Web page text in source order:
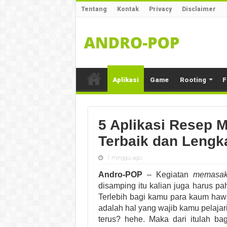
Tentang Kontak Privacy Disclaimer
Aplikasi Game Rooting
5 Aplikasi Resep
Terbaik dan
1 minggu ago
Andro-POP – Kegiatan
disamping itu kalian juga harus
Terlebih bagi kamu para kaum
adalah hal yang wajib kamu
terus? hehe. Maka dari itulah